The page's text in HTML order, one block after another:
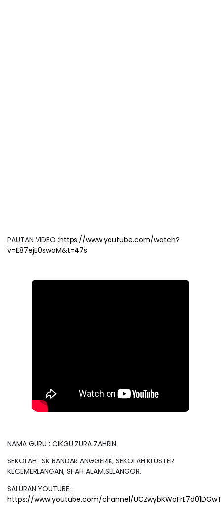
PAUTAN VIDEO :https://www.youtube.com/watch?
v=E87ejB0swoM&t=47s
NAMA GURU : CIKGU ZURA ZAHRIN
SEKOLAH : SK BANDAR ANGGERIK, SEKOLAH KLUSTER
KECEMERLANGAN, SHAH ALAM,SELANGOR.
SALURAN YOUTUBE :
https://www.youtube.com/channel/